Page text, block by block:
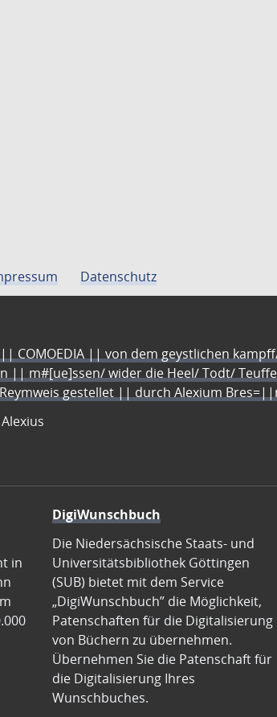
Datenschutz
COMOEDIA || von dem geystlichen
|| m#[ue]ssen/ wider die Heel/ Todt/
gestellet || durch Alexium
in
DigiWunschbuch
Die Niedersächsische Staats- und
Universitätsbibliothek Göttingen
(SUB) bietet mit dem Service
„DigiWunschbuch” die Möglichkeit,
Patenschaften für die Digitalisierung
von Büchern zu übernehmen.
Übernehmen Sie die Patenschaft für
die Digitalisierung Ihres
Wunschbuches.